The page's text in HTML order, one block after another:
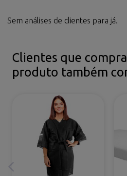
Sem análises de clientes para já.
Clientes que
produto também